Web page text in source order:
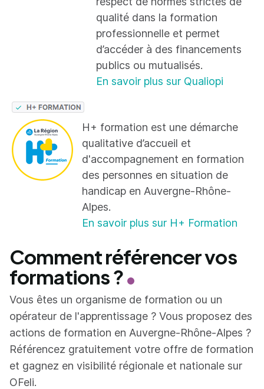
qualité dans la formation
professionnelle et permet
d’accéder à des financements
publics ou mutualisés.
En savoir plus sur Qualiopi
H+ formation est une démarche
qualitative d’accueil et
d'accompagnement en formation
des personnes en situation de
handicap en Auvergne-Rhône-
Alpes.
En savoir plus sur H+ Formation
Comment référencer vos
formations ?
Vous êtes un organisme de formation ou un
opérateur de l'apprentissage ? Vous proposez des
actions de formation en Auvergne-Rhône-Alpes ?
Référencez gratuitement votre offre de formation
et gagnez en visibilité régionale et nationale sur
OFeli.